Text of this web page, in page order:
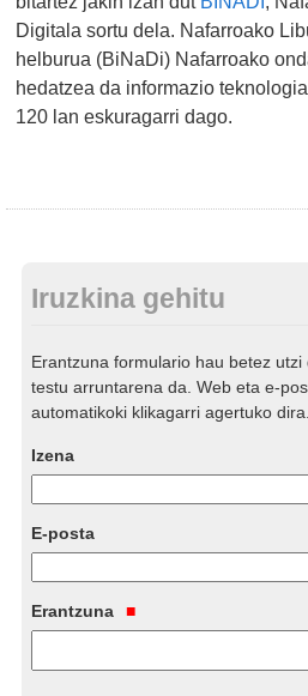
Digitala sortu dela. Nafarroako
helburua (BiNaDi) Nafarroako
hedatzea da informazio
120 lan eskuragarri dago.
Iruzkina gehitu
Erantzuna formulario hau betez
testu arruntarena da. Web eta e-
automatikoki klikagarri agertuko dira.
Izena
E-posta
Erantzuna